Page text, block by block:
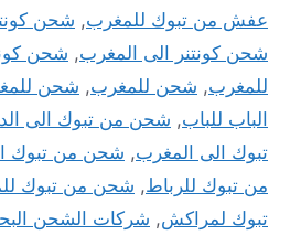
عفش من تبوك للمغرب, شحن كونتنر 40 قدم
شحن كونتنر الى المغرب,
للمغرب, شحن للمغرب, شحن
الباب للباب, شحن من تبوك الى
تبوك الى المغرب, شحن من تبوك
من تبوك للرباط, شحن من تبوك
تبوك لمراكش, شركات الشحن